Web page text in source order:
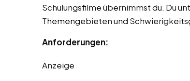
Schulungsfilme übernimmst du. Du
Themengebieten und
Anforderungen:
Anzeige